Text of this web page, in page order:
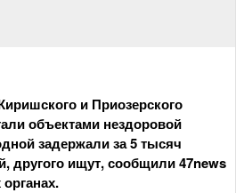
и Приозерского
объектами нездоровой
задержали за 5 тысяч
другого ищут, сообщили 47news